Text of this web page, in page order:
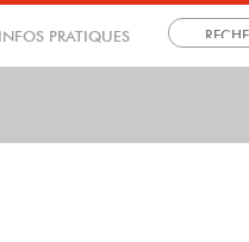
INFOS PRATIQUES